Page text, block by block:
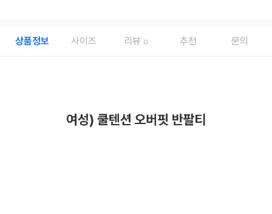
상품정보 사이즈 리뷰 0 추천 문의